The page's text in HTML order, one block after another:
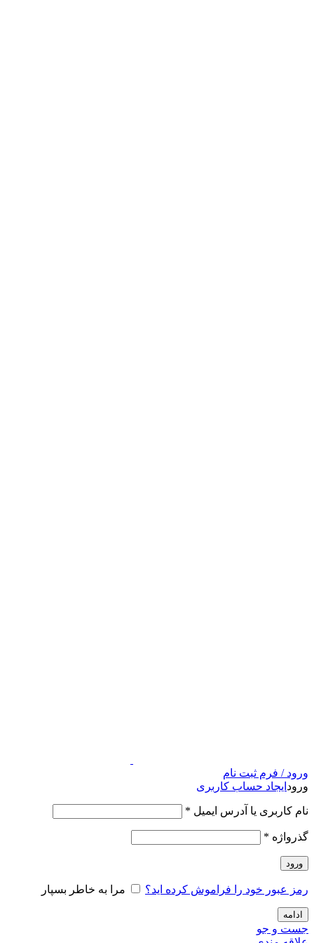
ورود / فرم ثبت نام
ورود ایجاد حساب کاربری
نام کاربری یا آدرس ایمیل *
گذرواژه *
ورود
رمز عبور خود را فراموش کرده اید؟ مرا به خاطر بسپار
ادامه
جست و جو